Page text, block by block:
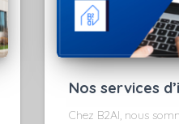
Nos services
Chez B2AI, nous